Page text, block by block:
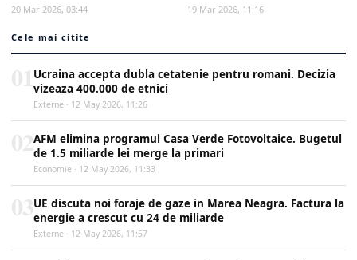
20 Mar 2026, 03:44 19 Mar 2026, 11:16
Cele mai citite
Ucraina accepta dubla cetatenie pentru romani. Decizia
vizeaza 400.000 de etnici
Externe · 12 May 2026, 11:26
AFM elimina programul Casa Verde Fotovoltaice. Bugetul
de 1.5 miliarde lei merge la primari
Economie · 12 May 2026, 11:33
UE discuta noi foraje de gaze in Marea Neagra. Factura la
energie a crescut cu 24 de miliarde
Externe · 12 May 2026, 11:57